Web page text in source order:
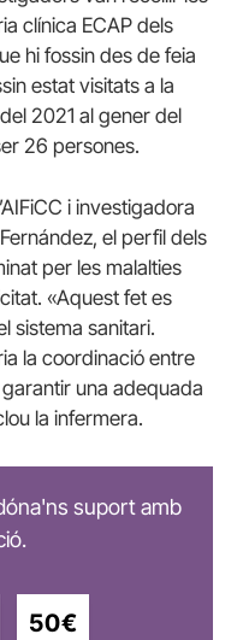
clínica ECAP dels
hi fossin des de feia
estat visitats a la
2021 al gener del
26 persones.
i investigadora
el perfil dels
per les malalties
«Aquest fet es
sistema sanitari.
la coordinació entre
una adequada
la infermera.
suport amb
50€